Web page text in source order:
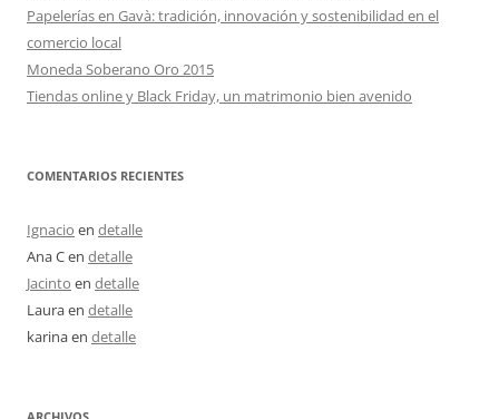
Papelerías en Gavà: tradición, innovación y sostenibilidad en el
comercio local
Moneda Soberano Oro 2015
Tiendas online y Black Friday, un matrimonio bien avenido
COMENTARIOS RECIENTES
Ignacio en detalle
Ana Cen detalle
Jacinto en detalle
Lauraen detalle
karinaen detalle